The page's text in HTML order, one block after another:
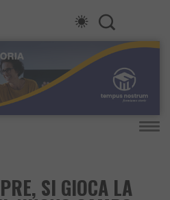
SI GIOCA LA